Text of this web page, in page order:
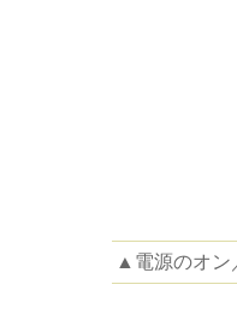
▲電源のオン